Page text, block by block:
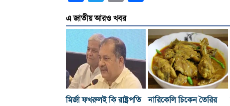
এ জাতীয় আরও খবর
মির্জা ফখরুলই কি রাষ্ট্রপতি
নারিকেলি চিকেন তৈরির